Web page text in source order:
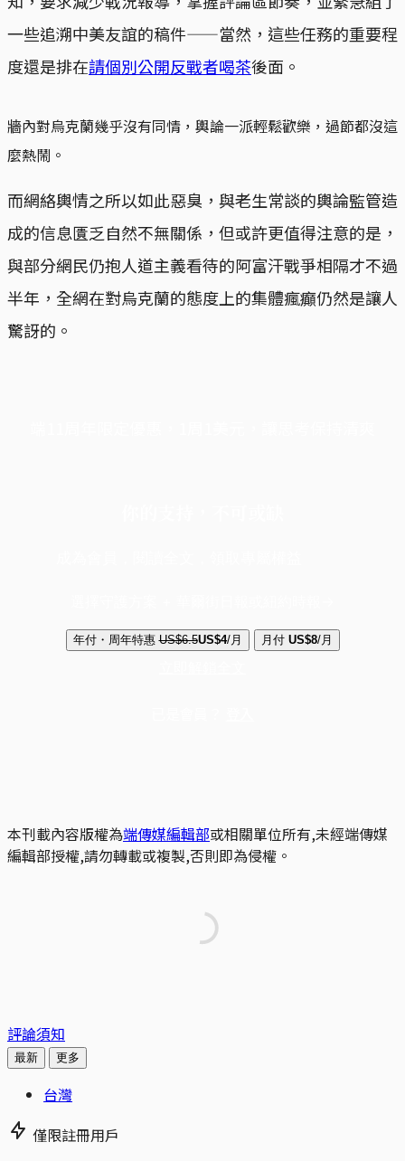
一些追溯中美友誼的稿件——當然，這些任務的重要程
度還是排在請個別公開反戰者喝茶後面。
牆內對烏克蘭幾乎沒有同情，輿論一派輕鬆歡樂，過節都沒這
麼熱鬧。
而網絡輿情之所以如此惡臭，與老生常談的輿論監管造
成的信息匱乏自然不無關係，但或許更值得注意的是，
與部分網民仍抱人道主義看待的阿富汗戰爭相隔才不過
半年，全網在對烏克蘭的態度上的集體瘋癲仍然是讓人
驚訝的。
年付・周年特惠 US$6.5US$4/月 月付 US$8/月
本刊載內容版權為端傳媒編輯部或相關單位所有,未經端傳媒
編輯部授權,請勿轉載或複製,否則即為侵權。
評論須知
最新 更多
台灣
僅限註冊用戶